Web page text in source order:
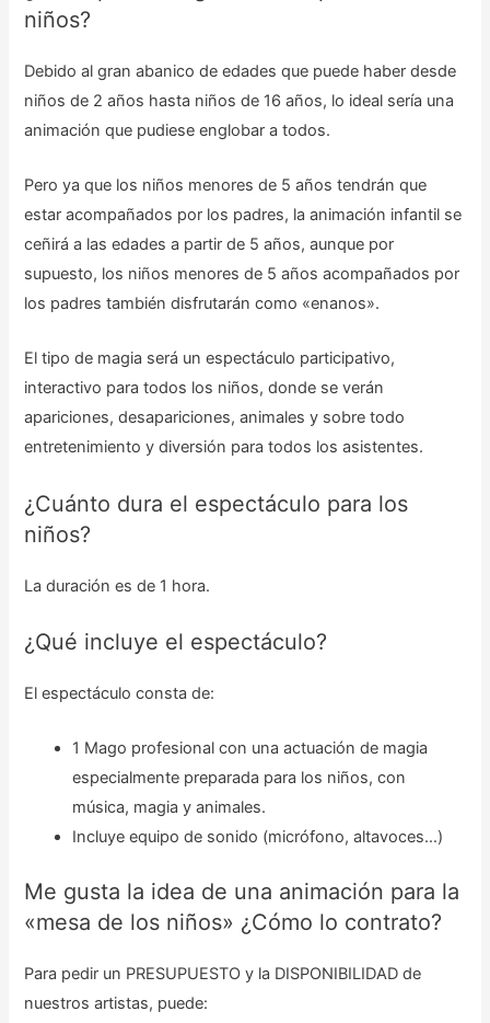
niños?
Debido al gran abanico de edades que puede haber desde
niños de 2 años hasta niños de 16 años, lo ideal sería una
animación que pudiese englobar a todos.
Pero ya que los niños menores de 5 años tendrán que
estar acompañados por los padres, la animación infantil se
ceñirá a las edades a partir de 5 años, aunque por
supuesto, los niños menores de 5 años acompañados por
los padres también disfrutarán como «enanos».
El tipo de magia será un espectáculo participativo,
interactivo para todos los niños, donde se verán
apariciones, desapariciones, animales y sobre todo
entretenimiento y diversión para todos los asistentes.
¿Cuánto dura el espectáculo para los
niños?
La duración es de 1 hora.
¿Qué incluye el espectáculo?
El espectáculo consta de:
1 Mago profesional con una actuación de magia
especialmente preparada para los niños, con
música, magia y animales.
Incluye equipo de sonido (micrófono, altavoces…)
Me gusta la idea de una animación para la
«mesa de los niños» ¿Cómo lo contrato?
Para pedir un PRESUPUESTO y la DISPONIBILIDAD de
nuestros artistas, puede: